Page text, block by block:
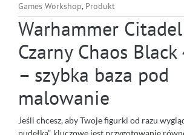
Games Workshop, Produkt
Warhammer
Czarny Chaos
– szybka baza pod
malowanie
Jeśli chcesz, aby Twoje figurki od razu